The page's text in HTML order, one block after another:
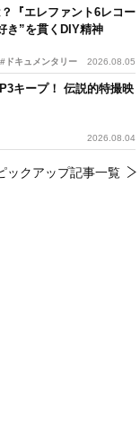
『エレファント6レコー
き”を貫くDIY精神
#ドキュメンタリー 2026.08.05
キープ！ 伝説的特撮映
2026.08.04
ックアップ記事一覧